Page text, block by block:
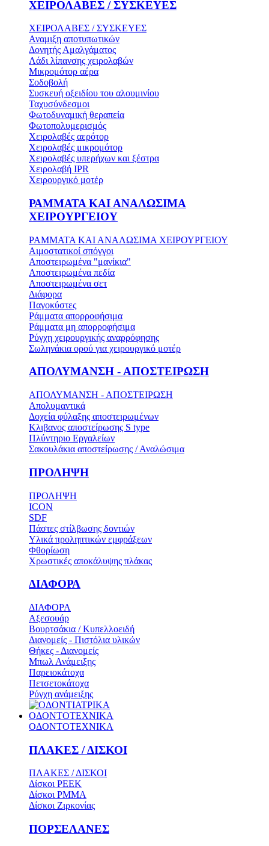
ΧΕΙΡΟΛΑΒΕΣ / ΣΥΣΚΕΥΕΣ
ΧΕΙΡΟΛΑΒΕΣ / ΣΥΣΚΕΥΕΣ
Αναμιξη αποτυπωτικών
Δονητής Αμαλγάματος
Λάδι λίπανσης χειρολαβών
Μικρομότορ αέρα
Σοδοβολή
Συσκευή οξειδίου του αλουμινίου
Ταχυσύνδεσμοι
Φωτοδυναμική θεραπεία
Φωτοπολυμερισμός
Χειρολαβές αερότορ
Χειρολαβές μικρομότορ
Χειρολαβές υπερήχων και ξέστρα
Χειρολαβή IPR
Χειρουργικό μοτέρ
ΡΑΜΜΑΤΑ ΚΑΙ ΑΝΑΛΩΣΙΜΑ
ΧΕΙΡΟΥΡΓΕΙΟΥ
ΡΑΜΜΑΤΑ ΚΑΙ ΑΝΑΛΩΣΙΜΑ ΧΕΙΡΟΥΡΓΕΙΟΥ
Αιμοστατικοί σπόγγοι
Αποστειρωμένα "μανίκια"
Αποστειρωμένα πεδία
Αποστειρωμένα σετ
Διάφορα
Παγοκύστες
Ράμματα απορροφήσιμα
Ράμματα μη απορροφήσιμα
Ρύγχη χειρουργικής αναρρόφησης
Σωληνάκια ορού για χειρουργικό μοτέρ
ΑΠΟΛΥΜΑΝΣΗ - ΑΠΟΣΤΕΙΡΩΣΗ
ΑΠΟΛΥΜΑΝΣΗ - ΑΠΟΣΤΕΙΡΩΣΗ
Απολυμαντικά
Δοχεία φύλαξης αποστειρωμένων
Κλιβανος αποστείρωσης S type
Πλύντηριο Εργαλείων
Σακουλάκια αποστείρωσης / Αναλώσιμα
ΠΡΟΛΗΨΗ
ΠΡΟΛΗΨΗ
ICON
SDF
Πάστες στίλβωσης δοντιών
Υλικά προληπτικών εμφράξεων
Φθορίωση
Χρωστικές αποκάλυψης πλάκας
ΔΙΑΦΟΡΑ
ΔΙΑΦΟΡΑ
Αξεσουάρ
Βουρτσάκια / Κυπελλοειδή
Διανομείς - Πιστόλια υλικών
Θήκες - Διανομείς
Μπωλ Ανάμειξης
Παρειοκάτοχα
Πετσετοκάτοχα
Ρύγχη ανάμειξης
ΟΔΟΝΤΟΤΕΧΝΙΚΑ
ΟΔΟΝΤΟΤΕΧΝΙΚΑ
ΠΛΑΚΕΣ / ΔΙΣΚΟΙ
ΠΛΑΚΕΣ / ΔΙΣΚΟΙ
Δίσκοι PEEK
Δίσκοι PMMA
Δίσκοι Ζιρκονίας
ΠΟΡΣΕΛΑΝΕΣ